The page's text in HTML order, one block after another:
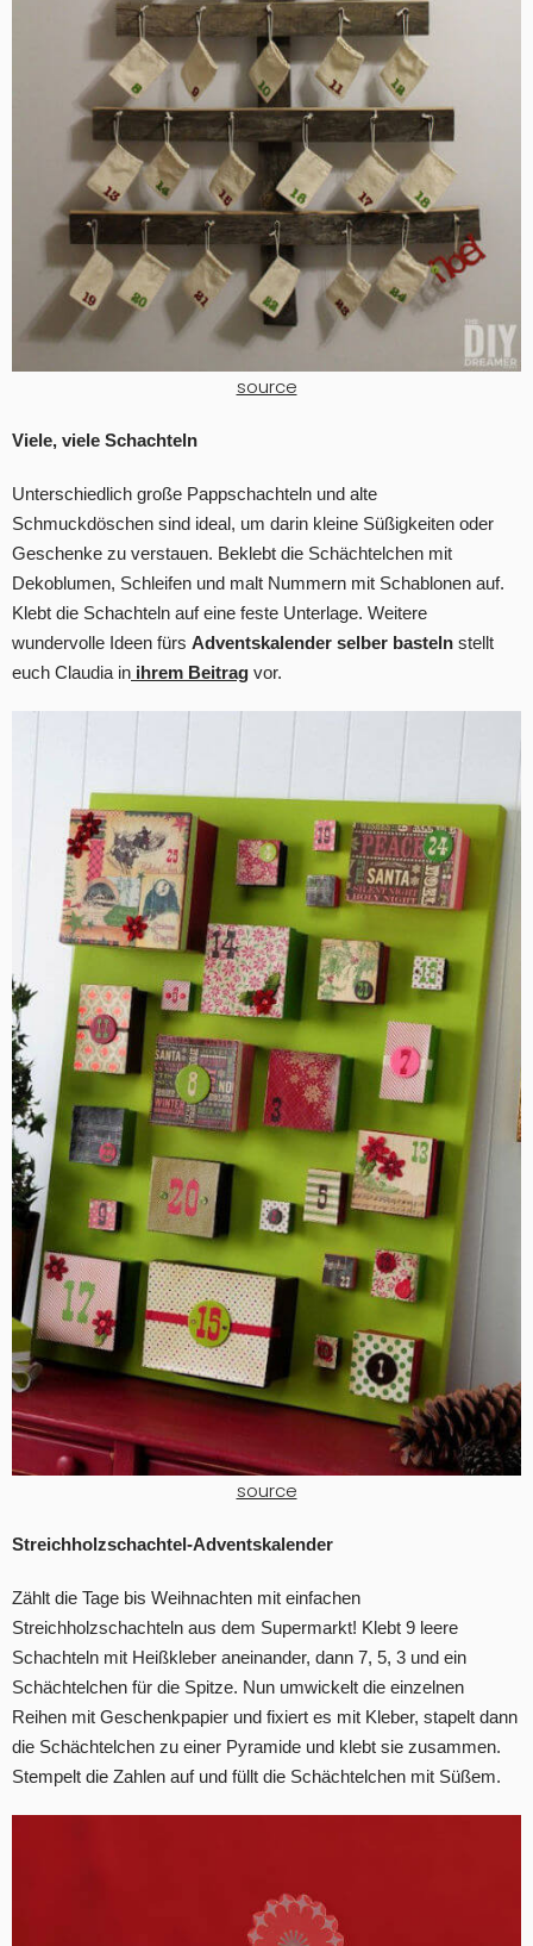
source
Viele, viele Schachteln
Unterschiedlich große Pappschachteln und alte
Schmuckdöschen sind ideal, um darin kleine Süßigkeiten oder
Geschenke zu verstauen. Beklebt die Schächtelchen mit
Dekoblumen, Schleifen und malt Nummern mit Schablonen auf.
Klebt die Schachteln auf eine feste Unterlage. Weitere
wundervolle Ideen fürs Adventskalender selber basteln stellt
euch Claudia in ihrem Beitrag vor.
source
Streichholzschachtel-Adventskalender
Zählt die Tage bis Weihnachten mit einfachen
Streichholzschachteln aus dem Supermarkt! Klebt 9 leere
Schachteln mit Heißkleber aneinander, dann 7, 5, 3 und ein
Schächtelchen für die Spitze. Nun umwickelt die einzelnen
Reihen mit Geschenkpapier und fixiert es mit Kleber, stapelt dann
die Schächtelchen zu einer Pyramide und klebt sie zusammen.
Stempelt die Zahlen auf und füllt die Schächtelchen mit Süßem.